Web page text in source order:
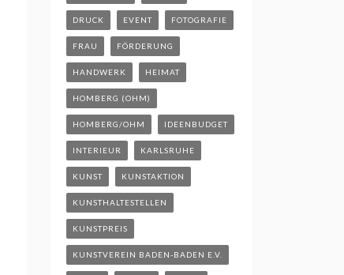
DRUCK EVENT FOTOGRAFIE
FRAU FÖRDERUNG
HANDWERK HEIMAT
HOMBERG (OHM)
HOMBERG/OHM IDEENBUDGET
INTERIEUR KARLSRUHE
KUNST KUNSTAKTION
KUNSTHALTESTELLEN
KUNSTPREIS
KUNSTVEREIN BADEN-BADEN E.V.